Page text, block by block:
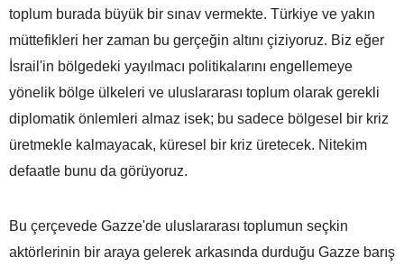
toplum burada büyük bir sınav vermekte. Türkiye ve yakın
müttefikleri her zaman bu gerçeğin altını çiziyoruz. Biz eğer
İsrail'in bölgedeki yayılmacı politikalarını engellemeye
yönelik bölge ülkeleri ve uluslararası toplum olarak gerekli
diplomatik önlemleri almaz isek; bu sadece bölgesel bir kriz
üretmekle kalmayacak, küresel bir kriz üretecek. Nitekim
defaatle bunu da görüyoruz.
Bu çerçevede Gazze'de uluslararası toplumun seçkin
aktörlerinin bir araya gelerek arkasında durduğu Gazze barış